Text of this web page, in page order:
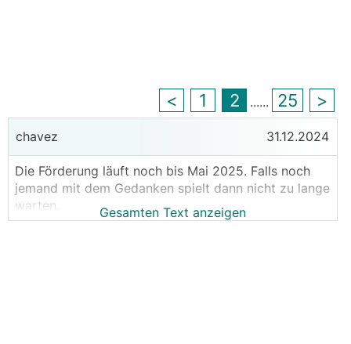
< 1 2 ...... 25 >
chavez 31.12.2024
Die Förderung läuft noch bis Mai 2025. Falls noch
jemand mit dem Gedanken spielt dann nicht zu lange
warten.
Gesamten Text anzeigen